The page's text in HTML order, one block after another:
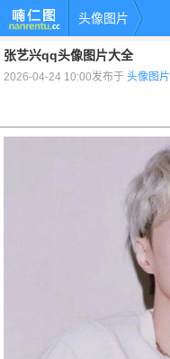
头像图片
张艺兴qq头像图片大全
2026-04-24 10:00发布于头像图片